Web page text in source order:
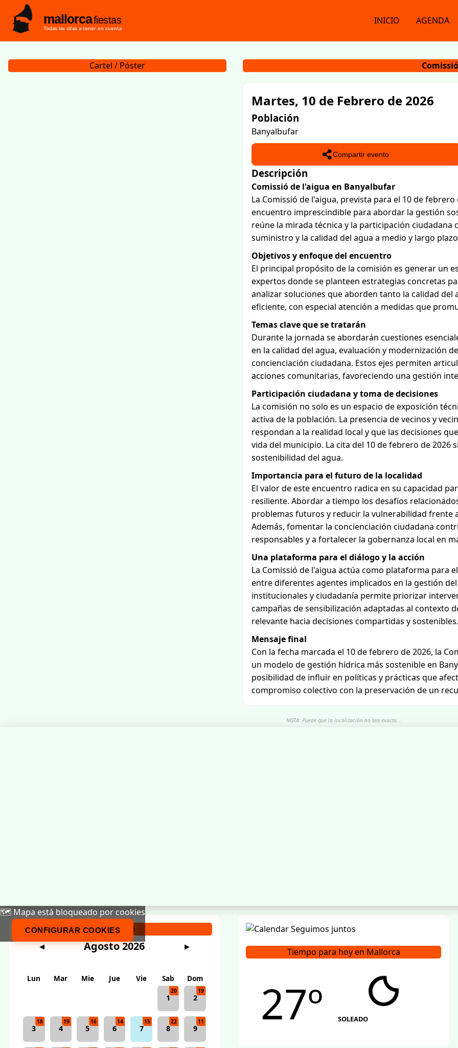
mallorcafiestas
Todas las citas a tener en cuenta
INICIO AGENDA
Cartel / Póster
Martes, 10 de Febrero de 2026
Población
Banyalbufar
Compartir evento
Descripción
Comissió de l'aigua en Banyalbufar
La Comissió de l'aigua, prevista para el 10 de
encuentro imprescindible para abordar la gestión
reúne la mirada técnica y la participación
suministro y la calidad del agua a medio y largo
Objetivos y enfoque del encuentro
El principal propósito de la comisión es generar un
expertos donde se planteen estrategias concretas
analizar soluciones que aborden tanto la calidad
eficiente, con especial atención a medidas que
Temas clave que se tratarán
Durante la jornada se abordarán cuestiones
en la calidad del agua, evaluación y modernización
concienciación ciudadana. Estos ejes permiten
acciones comunitarias, favoreciendo una gestión
Participación ciudadana y toma de decisiones
La comisión no solo es un espacio de exposición
activa de la población. La presencia de vecinos y
respondan a la realidad local y que las decisiones
vida del municipio. La cita del 10 de febrero de 2026
sostenibilidad del agua.
Importancia para el futuro de la localidad
El valor de este encuentro radica en su capacidad
resiliente. Abordar a tiempo los desafíos
problemas futuros y reducir la vulnerabilidad frente
Además, fomentar la concienciación ciudadana
responsables y a fortalecer la gobernanza local en
Una plataforma para el diálogo y la acción
La Comissió de l'aigua actúa como plataforma para
entre diferentes agentes implicados en la gestión
institucionales y ciudadanía permite priorizar
campañas de sensibilización adaptadas al contexto
relevante hacia decisiones compartidas y sostenibles.
Mensaje final
Con la fecha marcada el 10 de febrero de 2026, la
un modelo de gestión hídrica más sostenible en
posibilidad de influir en políticas y prácticas que
compromiso colectivo con la preservación de un
NOTA: Puede que la localización no sea exacta...
🗺️ Mapa está bloqueado por cookies
CONFIGURAR COOKIES
Calendario
◀ Agosto 2026 ▶
Lun Mar Mie Jue Vie Sab
Dom
1
20
2
19
3
18
4
19
5
16
6
14
7
15
8
22
9
11
Tiempo para hoy en Mallorca
27º SOLEADO